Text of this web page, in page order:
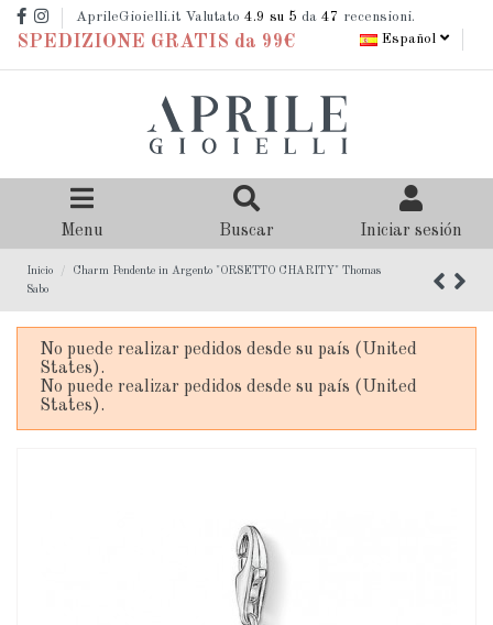
AprileGioielli.it Valutato 4.9 su 5 da 47 recensioni.
SPEDIZIONE GRATIS da 99€ Español
Menu Buscar Iniciar sesión
Inicio
Charm Pendente in Argento "ORSETTO CHARITY" Thomas
Sabo
No puede realizar pedidos desde su país (United
States).
No puede realizar pedidos desde su país (United
States).